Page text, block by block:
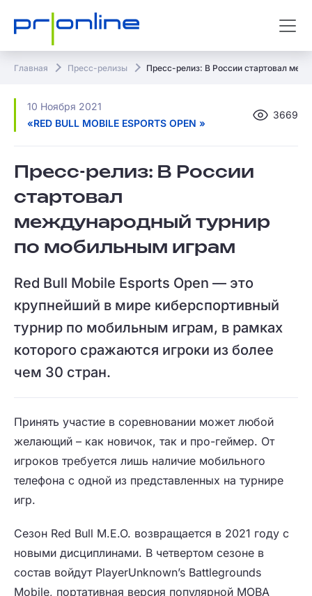
Главная Пресс-релизы Пресс-релиз: В России стартовал
10 Ноября 2021
«RED BULL MOBILE ESPORTS OPEN »
3669
Пресс-релиз: В России
стартовал
международный турнир
по мобильным играм
Red Bull Mobile Esports Open — это
крупнейший в мире киберспортивный
турнир по мобильным играм, в рамках
которого сражаются игроки из более
чем 30 стран.
Принять участие в соревновании может любой
желающий – как новичок, так и про-геймер. От
игроков требуется лишь наличие мобильного
телефона с одной из представленных на турнире
игр.
Сезон Red Bull M.E.O. возвращается в 2021 году с
новыми дисциплинами. В четвертом сезоне в
состав войдут PlayerUnknown’s Battlegrounds
Mobile, портативная версия популярной MOBA